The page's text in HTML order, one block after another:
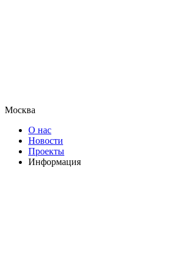
Москва
О нас
Новости
Проекты
Информация